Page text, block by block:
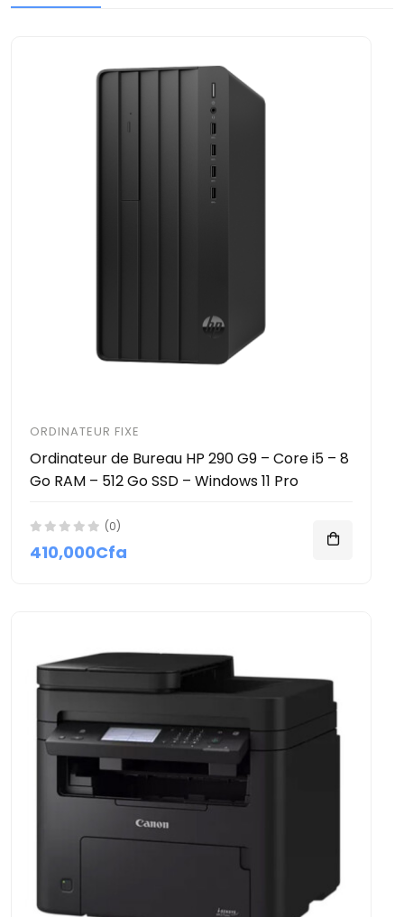
ORDINATEUR FIXE
Ordinateur de Bureau HP 290 G9 – Core i5 – 8
Go RAM – 512 Go SSD – Windows 11 Pro
(0)
410,000Cfa